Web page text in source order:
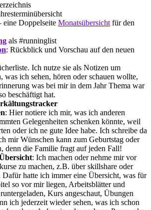
eine Doppelseite Monatsübersicht für den
als #runninglist
: Rückblick und Vorschau auf den neuen
Ich nutze sie als Notizen um
was ich sehen, hören oder schauen wollte,
was bei mir in dem Jahr Thema war
beschäftigt hat.
: Hier notiere ich mir, was ich anderen
Gelegenheiten schenken könnte, weil
oder ich ne gute Idee habe. Ich schreibe da
mir Wünschen kann zum Geburtstag oder
denn die Familie fragt auf jeden Fall!
: Ich machen oder nehme mir vor
zu machen, z.B. über skillshare oder
Dafür hatte ich immer eine Übersicht, was für
so vor mir liegen, Arbeitsblätter und
Kurs angeschaut, Übungen
ich jederzeit wieder sehen, was ich schon